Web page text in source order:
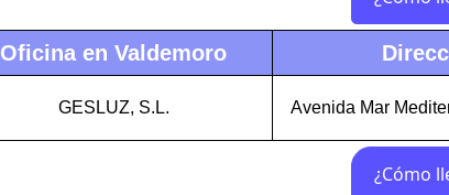
Oficina en Valdemoro
GESLUZ, S.L. Avenida Mar